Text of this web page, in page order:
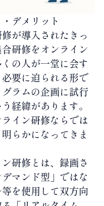
デメリット
が導入されたきっ
研修をオンライン
の人が一堂に会す
要に迫られる形で
ラムの企画に試行
経緯があります。
イン研修ならでは
らかになってきま
研修とは、録画さ
マンド型」ではな
を使用して双方向